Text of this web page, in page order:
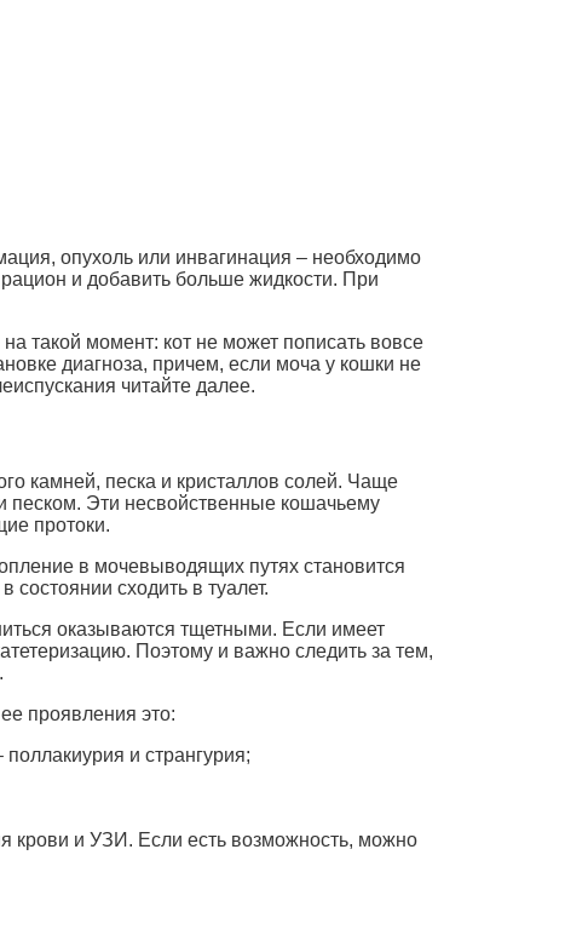
опухоль или инвагинация – необходимо
и добавить больше жидкости. При
такой момент: кот не может пописать вовсе
диагноза, причем, если моча у кошки не
читайте далее.
камней, песка и кристаллов солей. Чаще
песком. Эти несвойственные кошачьему
протоки.
в мочевыводящих путях становится
сходить в туалет.
оказываются тщетными. Если имеет
Поэтому и важно следить за тем,
проявления это:
и странгурия;
крови и УЗИ. Если есть возможность, можно